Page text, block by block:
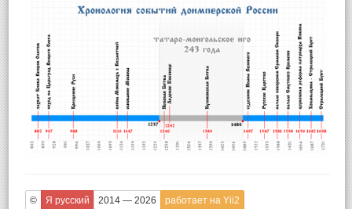
© Я русский 2014 — 2026 работает на Yii2